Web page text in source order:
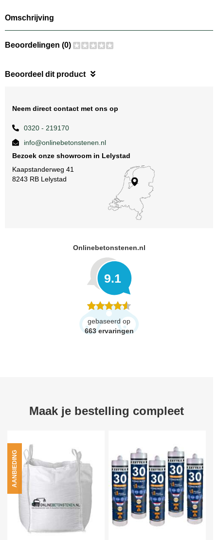
Omschrijving
Beoordelingen (0)
Beoordeel dit product
Neem direct contact met ons op
0320 - 219170
info@onlinebetonstenen.nl
Bezoek onze showroom in Lelystad
Kaapstanderweg 41
8243 RB Lelystad
Onlinebetonstenen.nl
9.1
gebaseerd op
663 ervaringen
Maak je bestelling compleet
AANBIEDING